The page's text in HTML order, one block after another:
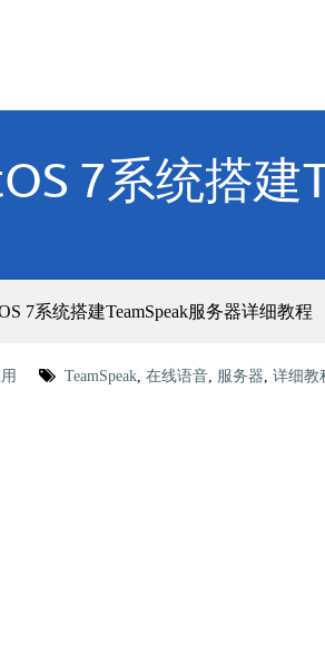
7系统搭
7系统搭建TeamSpeak服务器详细教程
TeamSpeak, 在线语音, 服务器, 详细教